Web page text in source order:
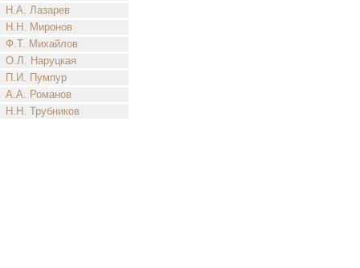
Н.А. Лазарев
Н.Н. Миронов
Ф.Т. Михайлов
О.Л. Наруцкая
П.И. Пумпур
А.А. Романов
Н.Н. Трубников